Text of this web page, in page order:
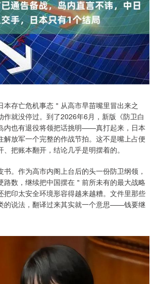
本存亡危机事态＂从高市早苗嘴里冒出来之
作就没停过。到了2026年6月，新版《防卫白
内也有退役将领把话挑明——真打起来，日本
解放军一个完整的作战节拍。这不是嘴上占便
把账本翻开，结论几乎是明摆着的。
。作为高市内阁上台后的头一份防卫纲领，
路数，继续把中国摆在＂前所未有的最大战略
把印太安全环境形容得越来越糟。文件里那些
的说法，翻译过来其实就一个意思——钱要继